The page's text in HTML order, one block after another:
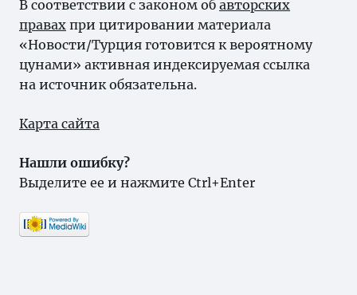
В соответствии с законом об авторских
правах при цитировании материала
«Новости/Турция готовится к вероятному
цунами» активная индексируемая ссылка
на источник обязательна.
Карта сайта
Нашли ошибку?
Выделите ее и нажмите Ctrl+Enter